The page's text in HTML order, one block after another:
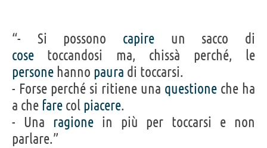
“- Si possono capire un sacco di
cose toccandosi ma, chissà perché, le
persone hanno paura di toccarsi.
- Forse perché si ritiene una questione che ha
a che fare col piacere.
- Una ragionein più per toccarsi e non
parlare.”